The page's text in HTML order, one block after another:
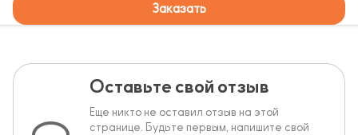
Заказать
Оставьте свой отзыв
Еще никто не оставил отзыв на этой
странице. Будьте первым, напишите свой